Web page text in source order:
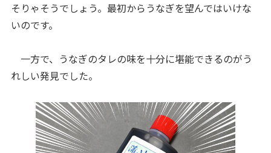
そりゃそうでしょう。最初からうなぎを望んではいけな
いのです。
一方で、うなぎのタレの味を十分に堪能できるのがう
れしい発見でした。